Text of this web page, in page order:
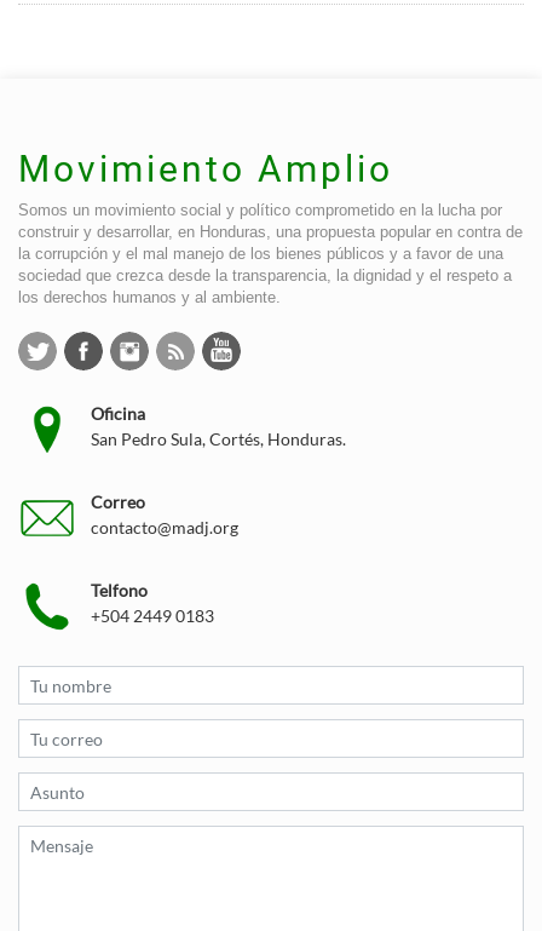
Movimiento Amplio
Somos un movimiento social y político comprometido en la lucha por
construir y desarrollar, en Honduras, una propuesta popular en contra de
la corrupción y el mal manejo de los bienes públicos y a favor de una
sociedad que crezca desde la transparencia, la dignidad y el respeto a
los derechos humanos y al ambiente.
Oficina
San Pedro Sula, Cortés, Honduras.
Correo
contacto@madj.org
Telfono
+504 2449 0183